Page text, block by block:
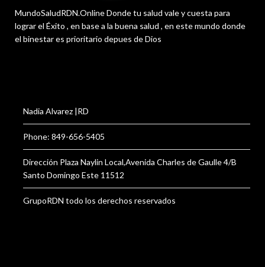
MundoSaludRDN.Online Donde tu salud vale y cuesta para
lograr el Éxito , en base a la buena salud , en este mundo donde
el binestar es prioritario depues de Dios
Nadia Alvarez |RD
Phone: 849-656-5405
Dirección Plaza Naylin Local,Avenida Charles de Gaulle 4/B
Santo Domingo Este 11512
GrupoRDN todo los derechos reservados